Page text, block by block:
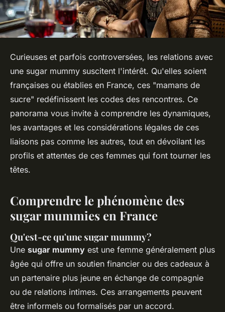
Curieuses et parfois controversées, les relations avec
une sugar mummy suscitent l'intérêt. Qu'elles soient
françaises ou établies en France, ces "mamans de
sucre" redéfinissent les codes des rencontres. Ce
panorama vous invite à comprendre les dynamiques,
les avantages et les considérations légales de ces
liaisons pas comme les autres, tout en dévoilant les
profils et attentes de ces femmes qui font tourner les
têtes.
Comprendre le phénomène des
sugar mummies en France
Qu'est-ce qu'une sugar mummy?
Une sugar mummy est une femme généralement plus
âgée qui offre un soutien financier ou des cadeaux à
un partenaire plus jeune en échange de compagnie
ou de relations intimes. Ces arrangements peuvent
être informels ou formalisés par un accord.